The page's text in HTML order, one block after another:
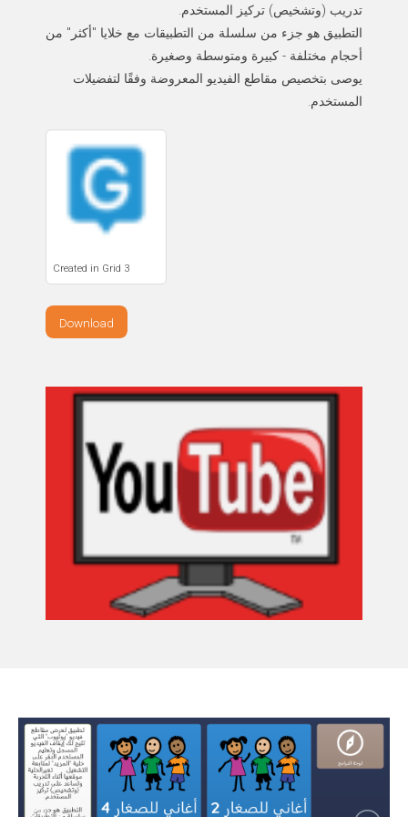
التطبيق هو جزء من سلسلة من التطبيقات مع خلايا "أكثر" من
يوصى بتخصيص مقاطع الفيديو المعروضة وفقًا لتفضيلات
المستخدم.
Created in Grid 3
Download